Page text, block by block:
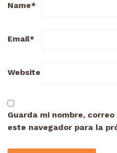
Name*
Email*
Website
Guarda mi nombre,
este navegador para la